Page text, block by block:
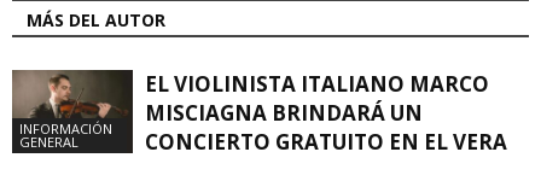
MÁS DEL AUTOR
INFORMACIÓN
GENERAL
EL VIOLINISTA ITALIANO MARCO
MISCIAGNA BRINDARÁ UN
CONCIERTO GRATUITO EN EL VERA